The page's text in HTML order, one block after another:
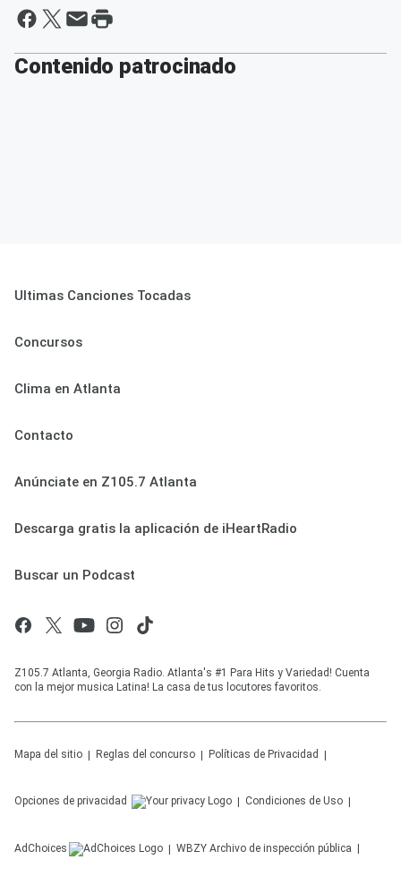
Contenido patrocinado
Ultimas Canciones Tocadas
Concursos
Clima en Atlanta
Contacto
Anúnciate en Z105.7 Atlanta
Descarga gratis la aplicación de iHeartRadio
Buscar un Podcast
Z105.7 Atlanta, Georgia Radio. Atlanta's #1 Para Hits y Variedad! Cuenta
con la mejor musica Latina! La casa de tus locutores favoritos.
Mapa del sitio Reglas del concurso Políticas de Privacidad
Opciones de privacidad Condiciones de Uso
AdChoices WBZY Archivo de inspección pública